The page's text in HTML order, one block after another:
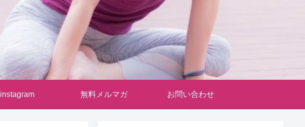
instagram 無料メルマガ お問い合わせ